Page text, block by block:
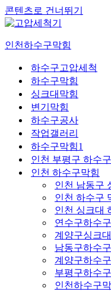
콘텐츠로 건너뛰기
인천하수구막힘
하수구고압세척
하수구막힘
싱크대막힘
변기막힘
하수구공사
작업갤러리
하수구막힘1
인천 부평구 하수
인천 하수구막힘
인천 남동구
인천 하수구
인천 싱크대
연수구하수
계양구싱크
남동구하수
계양구하수
부평구하수
인천하수구